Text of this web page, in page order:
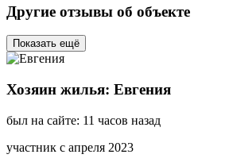
Другие отзывы об объекте
Показать ещё
Хозяин жилья: Евгения
был на сайте: 11 часов назад
участник с апреля 2023